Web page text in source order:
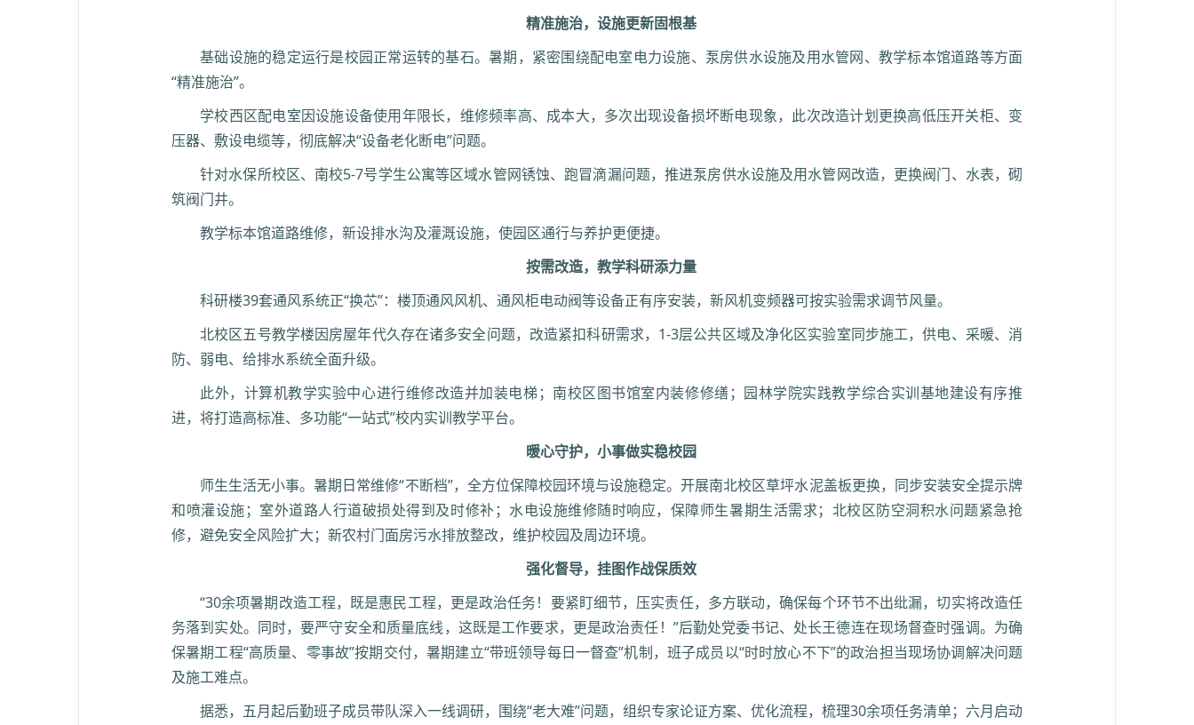
精准施治，设施更新固根基
基础设施的稳定运行是校园正常运转的基石。暑期，紧密围绕配电室电力设施、泵房供水设施及用水管网、教学标本馆道路等方面
“精准施治”。
学校西区配电室因设施设备使用年限长，维修频率高、成本大，多次出现设备损坏断电现象，此次改造计划更换高低压开关柜、变
压器、敷设电缆等，彻底解决“设备老化断电”问题。
针对水保所校区、南校5-7号学生公寓等区域水管网锈蚀、跑冒滴漏问题，推进泵房供水设施及用水管网改造，更换阀门、水表，砌
筑阀门井。
教学标本馆道路维修，新设排水沟及灌溉设施，使园区通行与养护更便捷。
按需改造，教学科研添力量
科研楼39套通风系统正“换芯”：楼顶通风风机、通风柜电动阀等设备正有序安装，新风机变频器可按实验需求调节风量。
北校区五号教学楼因房屋年代久存在诸多安全问题，改造紧扣科研需求，1-3层公共区域及净化区实验室同步施工，供电、采暖、消
防、弱电、给排水系统全面升级。
此外，计算机教学实验中心进行维修改造并加装电梯；南校区图书馆室内装修修缮；园林学院实践教学综合实训基地建设有序推
进，将打造高标准、多功能“一站式”校内实训教学平台。
暖心守护，小事做实稳校园
师生生活无小事。暑期日常维修“不断档”，全方位保障校园环境与设施稳定。开展南北校区草坪水泥盖板更换，同步安装安全提示牌
和喷灌设施；室外道路人行道破损处得到及时修补；水电设施维修随时响应，保障师生暑期生活需求；北校区防空洞积水问题紧急抢
修，避免安全风险扩大；新农村门面房污水排放整改，维护校园及周边环境。
强化督导，挂图作战保质效
“30余项暑期改造工程，既是惠民工程，更是政治任务！要紧盯细节，压实责任，多方联动，确保每个环节不出纰漏，切实将改造任
务落到实处。同时，要严守安全和质量底线，这既是工作要求，更是政治责任！”后勤处党委书记、处长王德连在现场督查时强调。为确
保暑期工程“高质量、零事故”按期交付，暑期建立“带班领导每日一督查”机制，班子成员以“时时放心不下”的政治担当现场协调解决问题
及施工难点。
据悉，五月起后勤班子成员带队深入一线调研，围绕“老大难”问题，组织专家论证方案、优化流程，梳理30余项任务清单；六月启动